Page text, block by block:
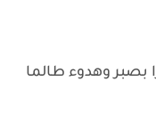
بصبر وهدوء طالما